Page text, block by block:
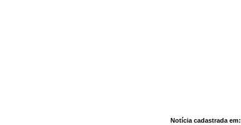
Notícia cadastrada em: